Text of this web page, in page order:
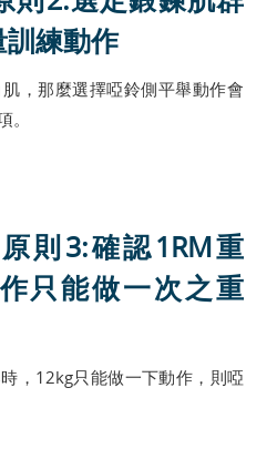
練動作
，那麼選擇啞鈴側平舉動作會
則3:確認1RM重
只能做一次之重
，12kg只能做一下動作，則啞